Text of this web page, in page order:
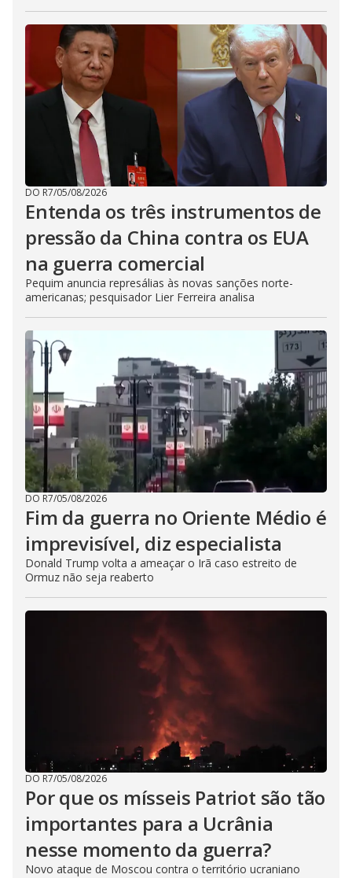
DO R7/05/08/2026
Entenda os três instrumentos de
pressão da China contra os EUA
na guerra comercial
Pequim anuncia represálias às novas sanções norte-
americanas; pesquisador Lier Ferreira analisa
DO R7/05/08/2026
Fim da guerra no Oriente Médio é
imprevisível, diz especialista
Donald Trump volta a ameaçar o Irã caso estreito de
Ormuz não seja reaberto
DO R7/05/08/2026
Por que os mísseis Patriot são tão
importantes para a Ucrânia
nesse momento da guerra?
Novo ataque de Moscou contra o território ucraniano